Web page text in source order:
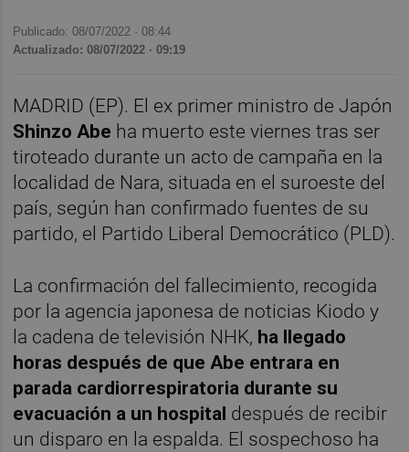
Publicado: 08/07/2022 ·08:44
Actualizado: 08/07/2022 · 09:19
MADRID (EP). El ex primer ministro de Japón
Shinzo Abe ha muerto este viernes tras ser
tiroteado durante un acto de campaña en la
localidad de Nara, situada en el suroeste del
país, según han confirmado fuentes de su
partido, el Partido Liberal Democrático (PLD).
La confirmación del fallecimiento, recogida
por la agencia japonesa de noticias Kiodo y
la cadena de televisión NHK, ha llegado
horas después de que Abe entrara en
parada cardiorrespiratoria durante su
evacuación a un hospital después de recibir
un disparo en la espalda. El sospechoso ha